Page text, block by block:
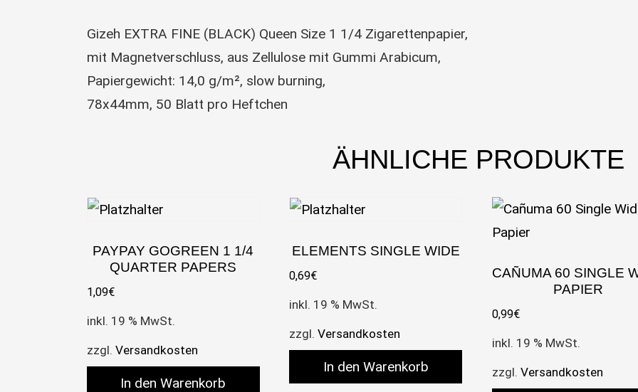
Gizeh EXTRA FINE (BLACK) Queen Size 1 1/4 Zigarettenpapier,
mit Magnetverschluss, aus Zellulose mit Gummi Arabicum,
Papiergewicht: 14,0 g/m², slow burning,
78x44mm, 50 Blatt pro Heftchen
ÄHNLICHE PRODUKTE
PAYPAY GOGREEN 1 1/4
QUARTER PAPERS
1,09€
inkl. 19 % MwSt.
zzgl. Versandkosten
In den Warenkorb
ELEMENTS SINGLE WIDE
0,69€
inkl. 19 % MwSt.
zzgl.Versandkosten
In den Warenkorb
CAÑUMA 60 SINGLE
PAPIER
0,99€
inkl. 19 % MwSt.
zzgl. Versandkosten